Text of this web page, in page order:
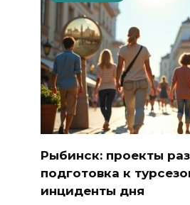
Рыбинск: проекты
подготовка к
инциденты дня